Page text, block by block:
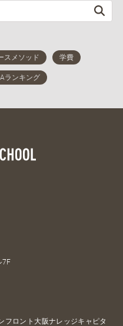
7F
ロント大阪ナレッジキャピタ